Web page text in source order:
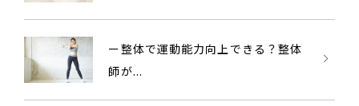
ー整体で運動能力向上できる？整体
師が...